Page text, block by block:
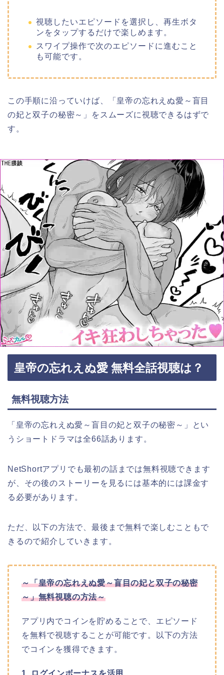
視聴したいエピソードを選択し、再生ボタ
ンをタップするだけで楽しめます。
スワイプ操作で次のエピソードに進むこと
も可能です。
この手順に沿っていけば、「皇帝の忘れえぬ愛～盲目
の妃と双子の秘密～」をスムーズに視聴できるはずで
す。
皇帝の忘れえぬ愛 無料全話視聴は？
無料視聴方法
「皇帝の忘れえぬ愛～盲目の妃と双子の秘密～」とい
うショートドラマは全66話あります。
NetShortアプリでも最初の話までは無料視聴できます
が、その後のストーリーを見るには基本的には課金す
る必要があります。
ただ、以下の方法で、最後まで無料で楽しむこともで
きるので紹介していきます。
～「皇帝の忘れえぬ愛～盲目の妃と双子の秘密
～」無料視聴の方法～
アプリ内でコインを貯めることで、エピソード
を無料で視聴することが可能です。以下の方法
でコインを獲得できます。
1. ログインボーナスを活用